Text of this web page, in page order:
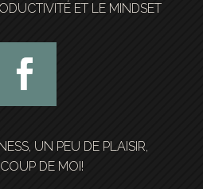
ET LE MINDSET
UN PEU DE PLAISIR,
DE MOI!